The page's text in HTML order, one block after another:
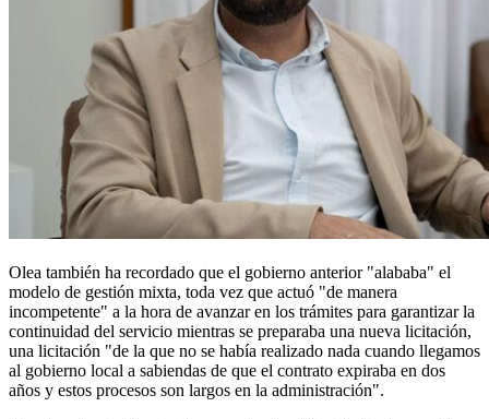
Olea también ha recordado que el gobierno anterior "alababa" el
modelo de gestión mixta, toda vez que actuó "de manera
incompetente" a la hora de avanzar en los trámites para garantizar la
continuidad del servicio mientras se preparaba una nueva licitación,
una licitación "de la que no se había realizado nada cuando llegamos
al gobierno local a sabiendas de que el contrato expiraba en dos
años y estos procesos son largos en la administración".